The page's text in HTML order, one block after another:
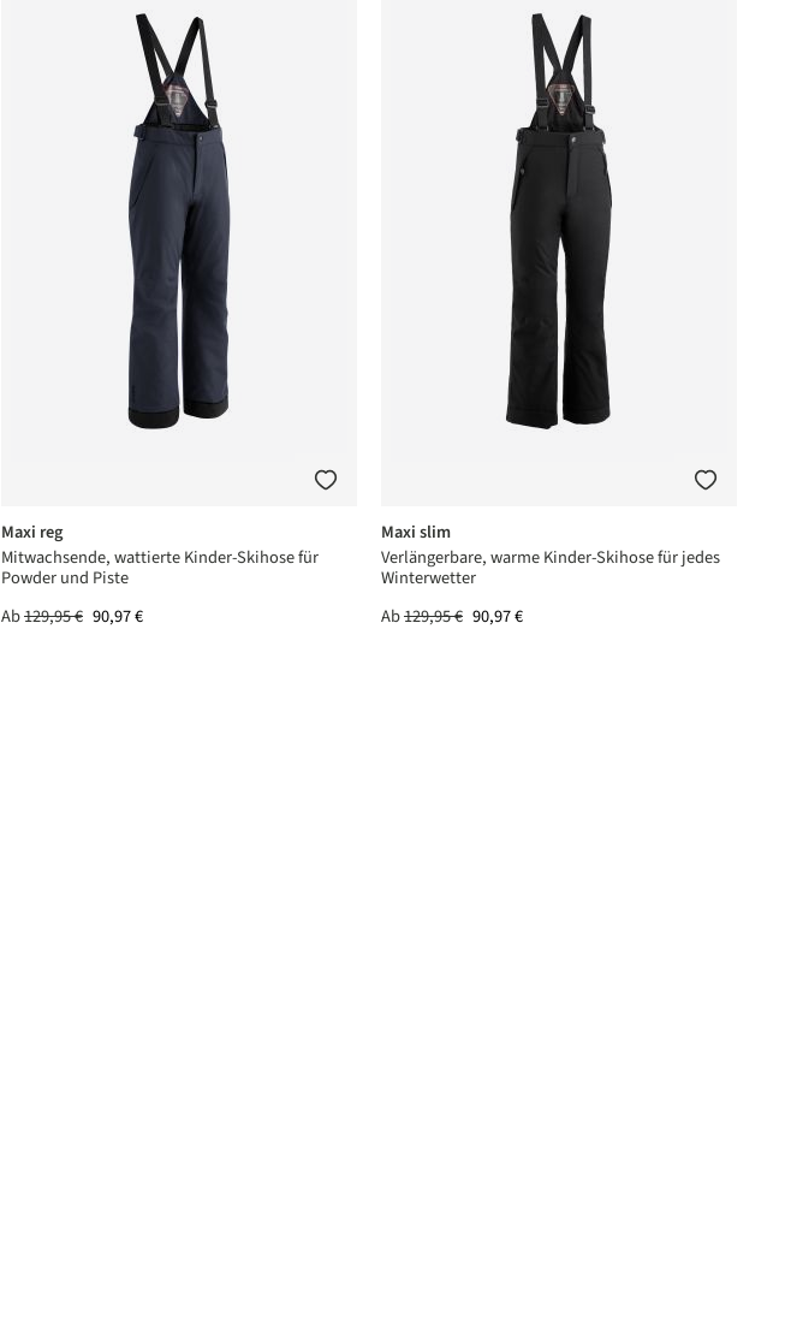
Maxi reg
Mitwachsende, wattierte Kinder-Skihose für
Powder und Piste
Ab129,95 € 90,97 €
Maxi slim
Verlängerbare, warme Kinder-Skihose für jedes
Winterwetter
Ab129,95 € 90,97 €